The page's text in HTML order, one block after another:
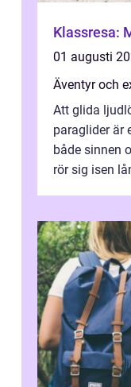
Klassresa:
01 augusti
Äventyr och
Att glida
paraglider är
både sinnen
rör sig isen